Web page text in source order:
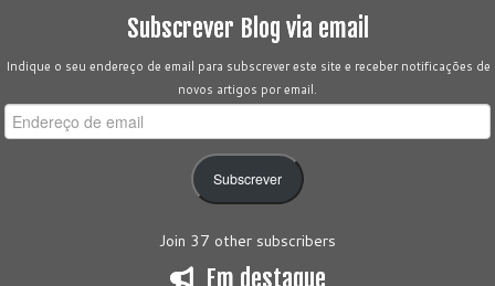
Subscrever Blog via email
Indique o seu endereço de email para subscrever este site e receber notificações de
novos artigos por email.
Endereço
de
Subscrever
Join 37 other subscribers
Em destaque